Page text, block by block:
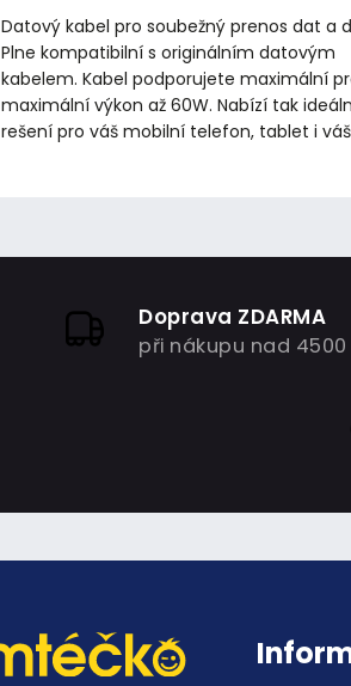
Datový kabel pro soubežný prenos dat a
Plne kompatibilní s originálním datovým
kabelem. Kabel podporujete maximální
maximální výkon až 60W. Nabízí tak
rešení pro váš mobilní telefon, tablet i
Doprava ZDARMA
při nákupu nad 4500